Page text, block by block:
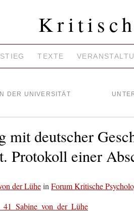
TEXTE
DER UNIVERSITÄT
mit deutscher
Protokoll einer
der Lühein Forum Kritische